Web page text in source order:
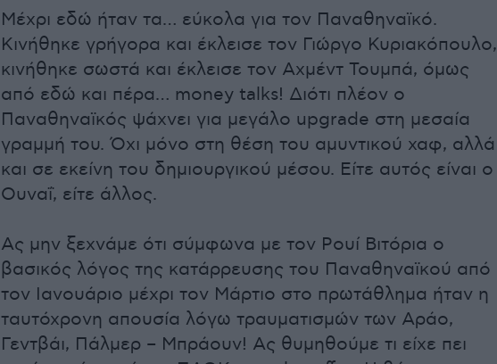
Μέχρι εδώ ήταν τα… εύκολα για τον Παναθηναϊκό.
Κινήθηκε γρήγορα και έκλεισε τον Γιώργο Κυριακόπουλο,
κινήθηκε σωστά και έκλεισε τον Αχμέντ Τουμπά, όμως
από εδώ και πέρα… money talks! Διότι πλέον ο
Παναθηναϊκός ψάχνει για μεγάλο upgrade στη μεσαία
γραμμή του. Όχι μόνο στη θέση του αμυντικού χαφ, αλλά
και σε εκείνη του δημιουργικού μέσου. Είτε αυτός είναι ο
Ουναΐ, είτε άλλος.
Ας μην ξεχνάμε ότι σύμφωνα με τον Ρουί Βιτόρια ο
βασικός λόγος της κατάρρευσης του Παναθηναϊκού από
τον Ιανουάριο μέχρι τον Μάρτιο στο πρωτάθλημα ήταν η
ταυτόχρονη απουσία λόγω τραυματισμών των Αράο,
Γεντβάι, Πάλμερ – Μπράουν! Ας θυμηθούμε τι είχε πει